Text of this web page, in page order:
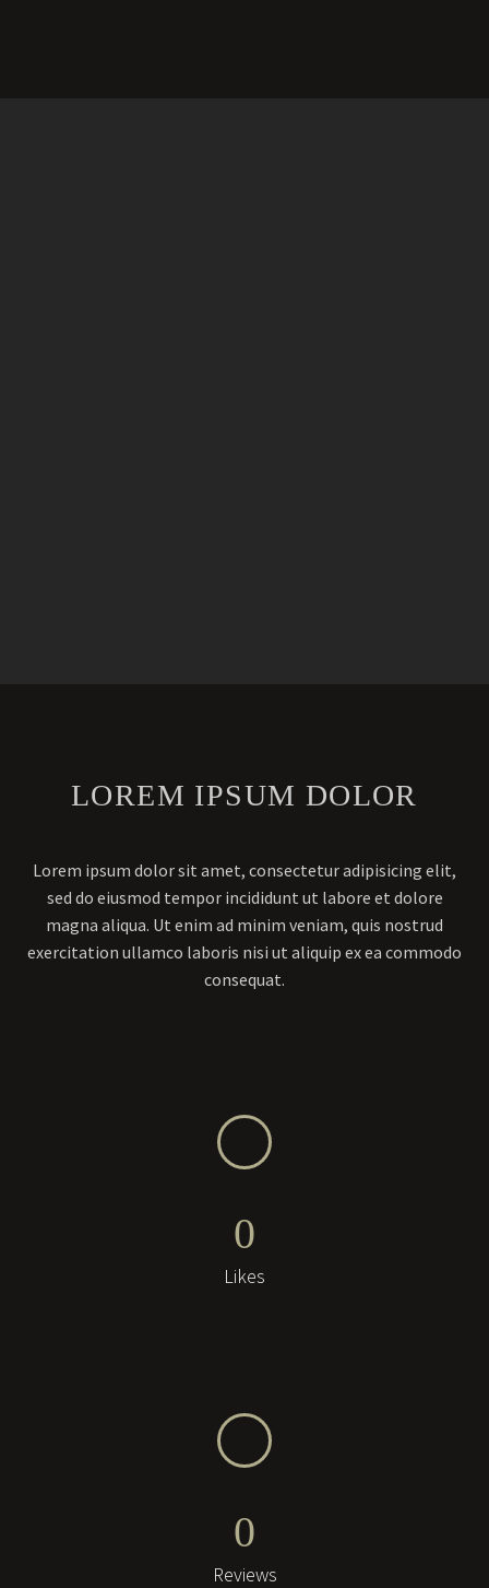
LOREM IPSUM DOLOR
Lorem ipsum dolor sit amet, consectetur adipisicing elit,
sed do eiusmod tempor incididunt ut labore et dolore
magna aliqua. Ut enim ad minim veniam, quis nostrud
exercitation ullamco laboris nisi ut aliquip ex ea commodo
consequat.
0
Likes
0
Reviews